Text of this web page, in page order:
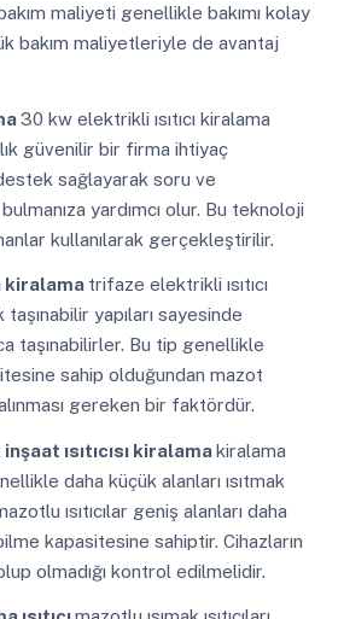
maliyeti genellikle bakımı kolay
bakım maliyetleriyle de avantaj
30 kw elektrikli ısıtıcı kiralama
güvenilir bir firma ihtiyaç
sağlayarak soru ve
yardımcı olur. Bu teknoloji
kullanılarak gerçekleştirilir.
kiralama trifaze elektrikli ısıtıcı
yapıları sayesinde
taşınabilirler. Bu tip genellikle
sahip olduğundan mazot
gereken bir faktördür.
ısıtıcısı kiralamakiralama
daha küçük alanları ısıtmak
ısıtıcılar geniş alanları daha
kapasitesine sahiptir. Cihazların
olmadığı kontrol edilmelidir.